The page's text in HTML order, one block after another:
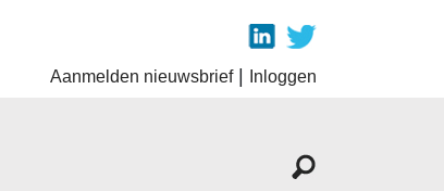
Aanmelden nieuwsbrief| Inloggen